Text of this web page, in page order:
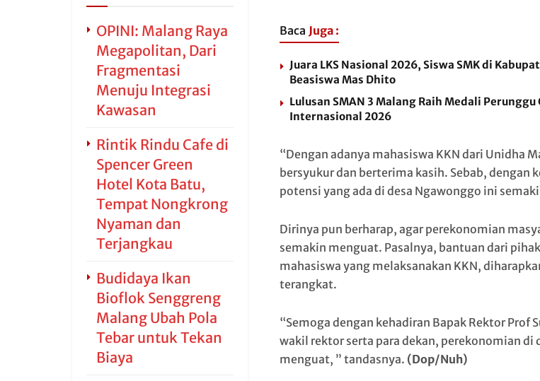
Baca Juga :
Juara LKS Nasional 2026, Siswa SMK di
Beasiswa Mas Dhito
Lulusan SMAN 3 Malang Raih Medali
Internasional 2026
“Dengan adanya mahasiswa KKN dari Unidha
bersyukur dan berterima kasih. Sebab, dengan
potensi yang ada di desa Ngawonggo ini
Dirinya pun berharap, agar perekonomian
semakin menguat. Pasalnya, bantuan dari
mahasiswa yang melaksanakan KKN,
terangkat.
“Semoga dengan kehadiran Bapak Rektor Prof
wakil rektor serta para dekan, perekonomian di
menguat, ” tandasnya. (Dop/Nuh)
OPINI: Malang Raya
Megapolitan, Dari
Fragmentasi
Menuju Integrasi
Kawasan
Rintik Rindu Cafe di
Spencer Green
Hotel Kota Batu,
Tempat Nongkrong
Nyaman dan
Terjangkau
Budidaya Ikan
Bioflok Senggreng
Malang Ubah Pola
Tebar untuk Tekan
Biaya